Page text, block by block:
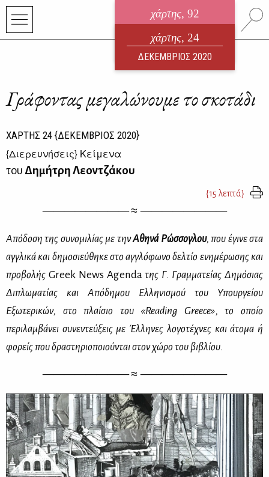
χάρτης, 92
ηλεκτρονικό περιοδικό
ΑΥΓΟΥΣΤΟΣ 2026
χάρτης, 24
ΔΕΚΕΜΒΡΙΟΣ 2020
Γράφοντας μεγαλώνουμε το σκοτάδι
ΧΑΡΤΗΣ 24 {ΔΕΚΕΜΒΡΙΟΣ 2020}
{Διερευνήσεις} Κείμενα
του Δημήτρη Λεοντζάκου
{15 λεπτά}
———————— ≈————————
Απόδοση της συνομιλίας με τηνΑθηνά Ρώσσογλου, που έγινε στα
αγγλικά και δημοσιεύθηκεστο αγγλόφωνο δελτίο ενημέρωσης και
προβολής Greek News Agendaτης Γ. Γραμματείας Δημόσιας
Διπλωματίας και Απόδημου Ελληνισμού του Υπουργείου
Εξωτερικών, στο πλαίσιο του «Reading Greece», το οποίο
περιλαμβάνει συνεντεύξεις με Έλληνες λογοτέχνες και άτομα ή
φορείς που δραστηριοποιούνται στον χώρο του βιβλίου.
———————— ≈————————